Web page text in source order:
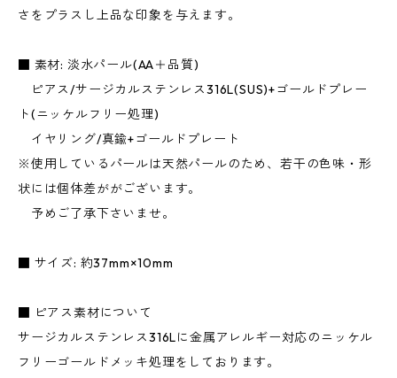
さをプラスし上品な印象を与えます。
■ 素材: 淡水パール(AA＋品質)
ピアス/サージカルステンレス316L(SUS)+ゴールドプレー
ト(ニッケルフリー処理)
イヤリング/真鍮+ゴールドプレート
※使用しているパールは天然パールのため、若干の色味・形
状には個体差ががございます。
予めご了承下さいませ。
■ サイズ: 約37mm×10mm
■ ピアス素材について
サージカルステンレス316Lに金属アレルギー対応のニッケル
フリーゴールドメッキ処理をしております。